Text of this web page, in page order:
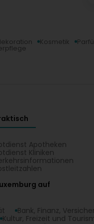
Kosmetik
Apotheken
Kliniken
auf
Bank, Finanz,
Kultur, Freizeit und